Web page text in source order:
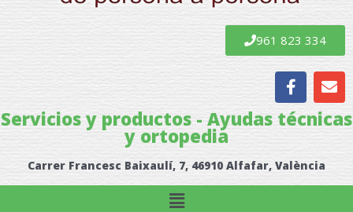
961 823 334
F
a
c
e
o
o
k
E
n
v
e
e
Servicios y productos - Ayudas técnicas
y ortopedia
Carrer Francesc Baixaulí, 7, 46910 Alfafar, València
Menú